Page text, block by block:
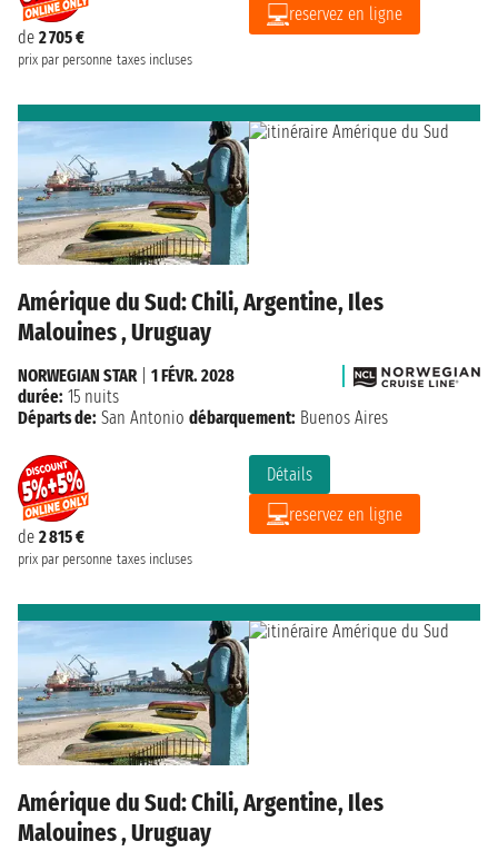
de 2 705 €
prix par personne taxes incluses
reservez en ligne
Amérique du Sud: Chili, Argentine, Iles
Malouines , Uruguay
de 2 815 €
prix par personne taxes incluses
Détails
reservez en ligne
NORWEGIAN STAR| 1 FÉVR. 2028
durée: 15 nuits
Départs de: San Antonio débarquement: Buenos Aires
Amérique du Sud: Chili, Argentine, Iles
Malouines , Uruguay